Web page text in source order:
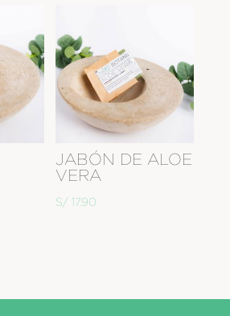
JABÓN DE ALOE
VERA
S/ 17.90